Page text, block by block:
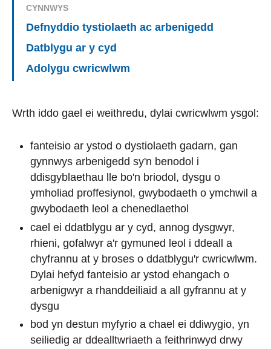
CYNNWYS
Defnyddio tystiolaeth ac arbenigedd
Datblygu ar y cyd
Adolygu cwricwlwm
Wrth iddo gael ei weithredu, dylai cwricwlwm ysgol:
fanteisio ar ystod o dystiolaeth gadarn, gan
gynnwys arbenigedd sy'n benodol i
ddisgyblaethau lle bo'n briodol, dysgu o
ymholiad proffesiynol, gwybodaeth o ymchwil a
gwybodaeth leol a chenedlaethol
cael ei ddatblygu ar y cyd, annog dysgwyr,
rhieni, gofalwyr a'r gymuned leol i ddeall a
chyfrannu at y broses o ddatblygu'r cwricwlwm.
Dylai hefyd fanteisio ar ystod ehangach o
arbenigwyr a rhanddeiliaid a all gyfrannu at y
dysgu
bod yn destun myfyrio a chael ei ddiwygio, yn
seiliedig ar ddealltwriaeth a feithrinwyd drwy